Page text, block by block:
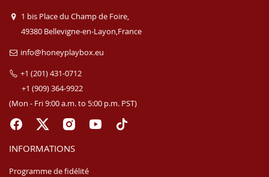
1 bis Place du Champ de Foire,
49380 Bellevigne-en-Layon,France
info@honeyplaybox.eu
+1 (201) 431-0712
+1 (909) 364-9922
(Mon - Fri 9:00 a.m. to 5:00 p.m. PST)
INFORMATIONS
Programme de fidélité